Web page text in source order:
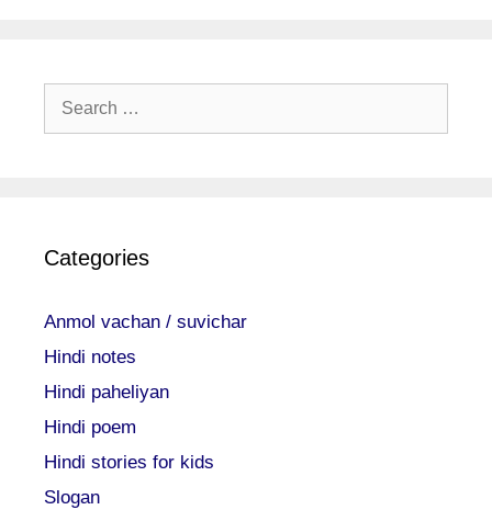
Search
Categories
Anmol vachan / suvichar
Hindi notes
Hindi paheliyan
Hindi poem
Hindi stories for kids
Slogan